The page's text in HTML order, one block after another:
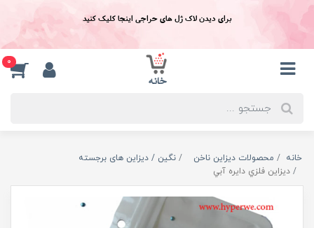
برای دیدن لاک ژل های حراجی اینجا کلیک کنید
0
خانه محصولات دیزاین ناخن
نگین / دیزاین های برجسته
ديزاين فلزي دايره آبي